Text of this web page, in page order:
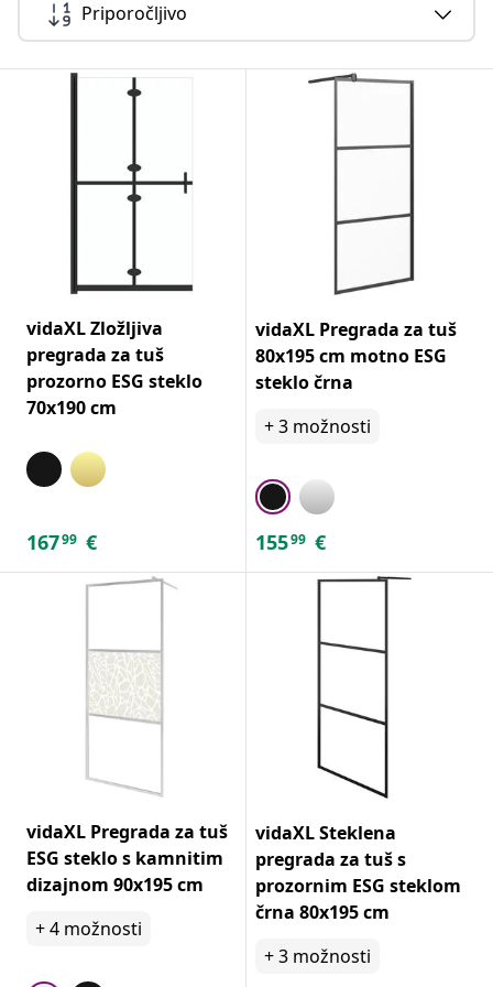
Priporočljivo
vidaXL Zložljiva
pregrada za tuš
prozorno ESG steklo
70x190 cm
16799 €
vidaXL Pregrada za tuš
80x195 cm motno ESG
steklo črna
+3 možnosti
15599 €
vidaXL Pregrada za tuš
ESG steklo s kamnitim
dizajnom 90x195 cm
+4 možnosti
vidaXL Steklena
pregrada za tuš s
prozornim ESG steklom
črna 80x195 cm
+3 možnosti